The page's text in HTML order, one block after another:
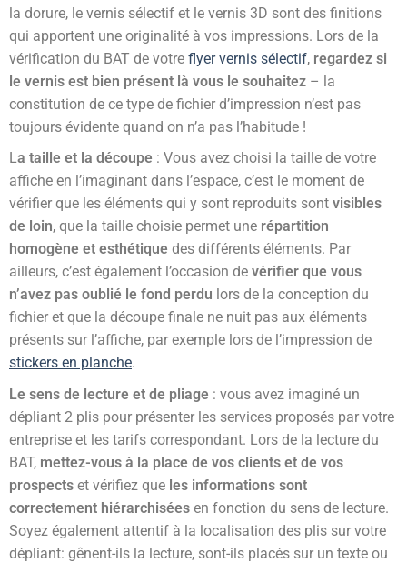
la dorure, le vernis sélectif et le vernis 3D sont des finitions
qui apportent une originalité à vos impressions. Lors de la
vérification du BAT de votre flyer vernis sélectif, regardez si
le vernis est bien présent là vous le souhaitez – la
constitution de ce type de fichier d’impression n’est pas
toujours évidente quand on n’a pas l’habitude !
La taille et la découpe : Vous avez choisi la taille de votre
affiche en l’imaginant dans l’espace, c’est le moment de
vérifier que les éléments qui y sont reproduits sont visibles
de loin, que la taille choisie permet une répartition
homogène et esthétique des différents éléments. Par
ailleurs, c’est également l’occasion de vérifier que vous
n’avez pas oublié le fond perdu lors de la conception du
fichier et que la découpe finale ne nuit pas aux éléments
présents sur l’affiche, par exemple lors de l’impression de
stickers en planche.
Le sens de lecture et de pliage : vous avez imaginé un
dépliant 2 plis pour présenter les services proposés par votre
entreprise et les tarifs correspondant. Lors de la lecture du
BAT, mettez-vous à la place de vos clients et de vos
prospects et vérifiez que les informations sont
correctement hiérarchisées en fonction du sens de lecture.
Soyez également attentif à la localisation des plis sur votre
dépliant: gênent-ils la lecture, sont-ils placés sur un texte ou